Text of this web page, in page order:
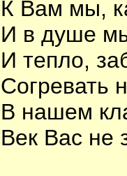
К Вам мы,
И в душе
И тепло,
Согревать
В нашем
Век Вас не